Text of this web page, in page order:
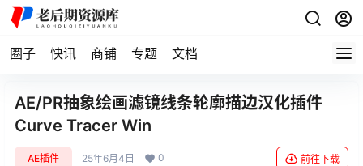
圈子 快讯 商铺 专题 文档
AE/PR抽象绘画滤镜线条轮廓描边汉化插件
Curve Tracer Win
AE插件 25年6月4日 0 前往下载